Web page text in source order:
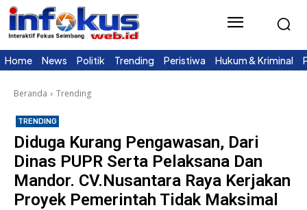
Home News Politik Trending Peristiwa Hukum & Kriminal
Beranda Trending
TRENDING
Diduga Kurang Pengawasan, Dari
Dinas PUPR Serta Pelaksana Dan
Mandor. CV.Nusantara Raya Kerjakan
Proyek Pemerintah Tidak Maksimal